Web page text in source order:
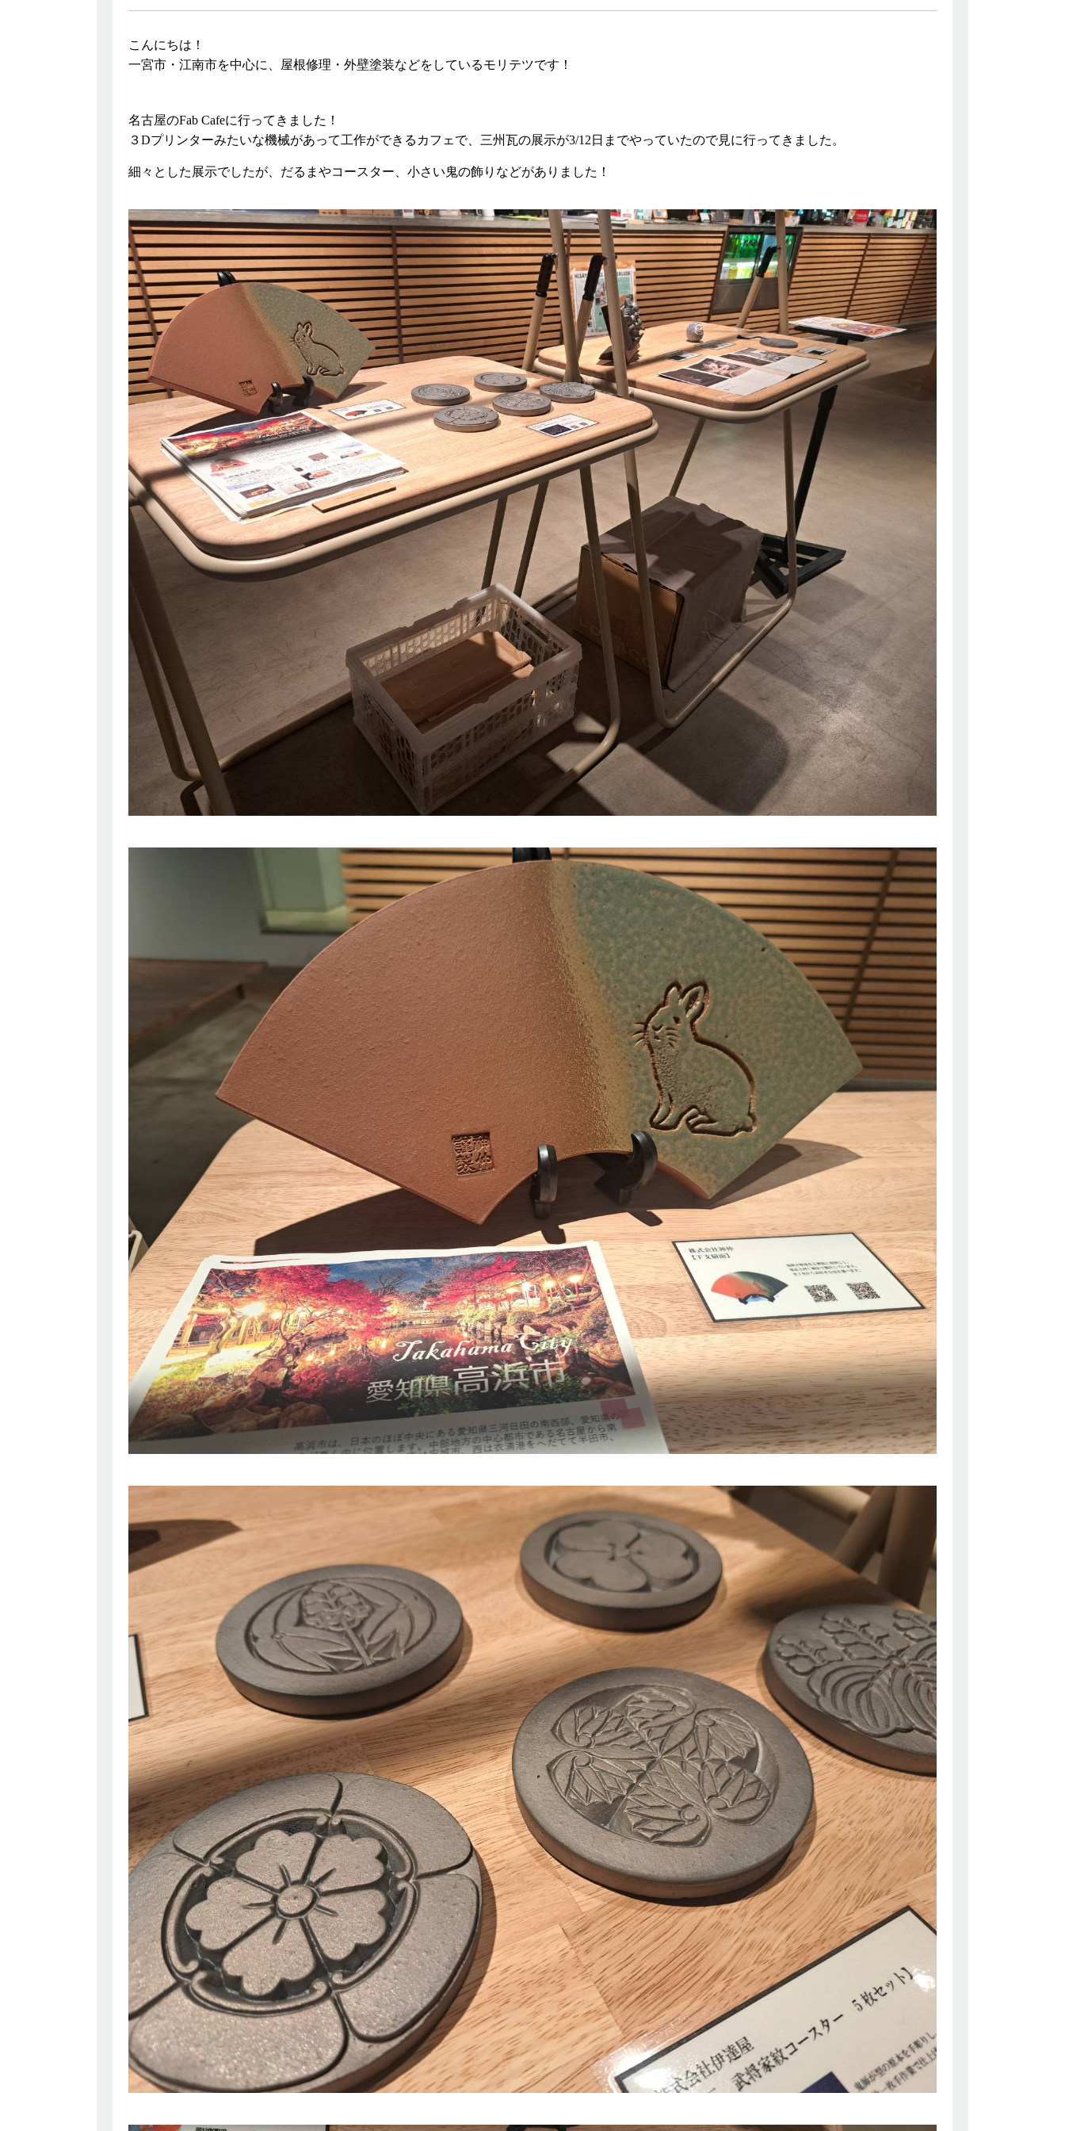
こんにちは！
一宮市・江南市を中心に、屋根修理・外壁塗装などをしているモリテツです！
名古屋のFab Cafeに行ってきました！
３Dプリンターみたいな機械があって工作ができるカフェで、三州瓦の展示が3/12日までやっていたので見に行ってきました。
細々とした展示でしたが、だるまやコースター、小さい鬼の飾りなどがありました！